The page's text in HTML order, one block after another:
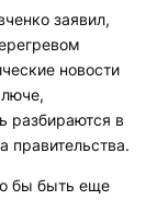
заявил,
новости
разбираются в
правительства.
бы быть еще